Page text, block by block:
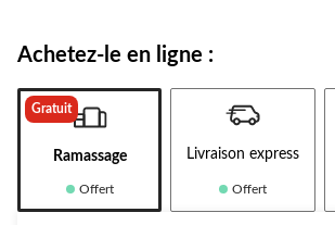
Achetez-le en ligne :
Gratuit
Ramassage
Offert
Livraison express
Offert